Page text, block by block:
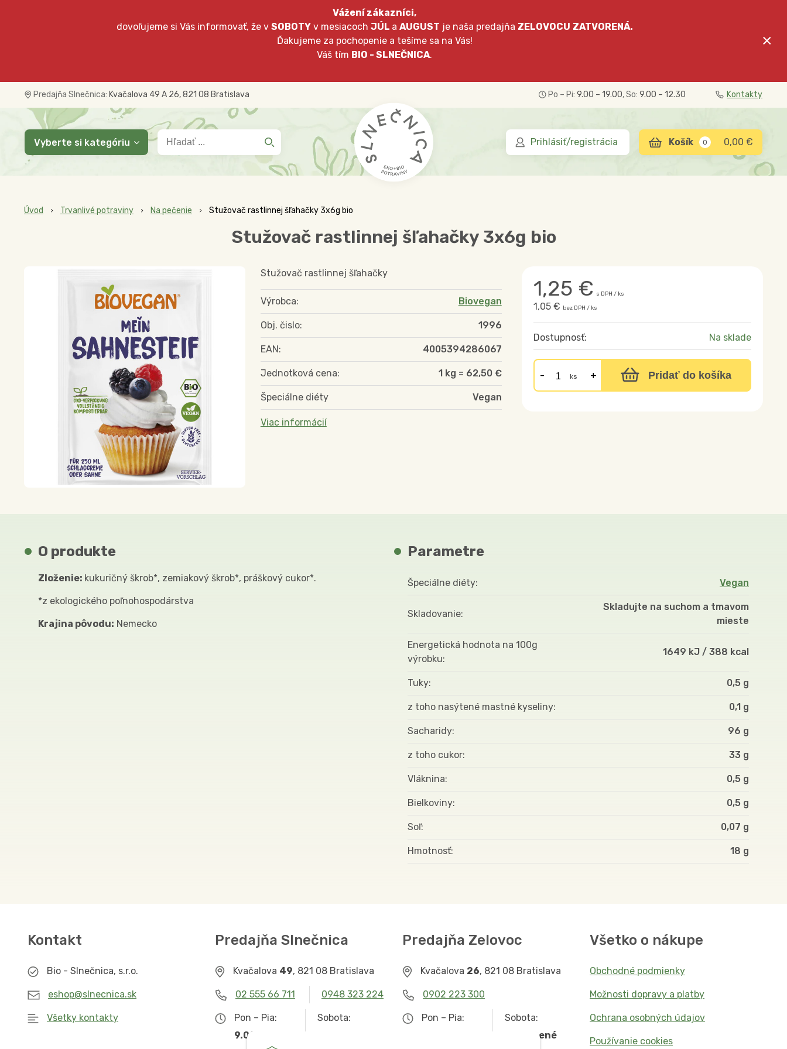
Vážení zákazníci,
dovoľujeme si Vás informovať, že v SOBOTYv mesiacoch JÚL a AUGUST je naša predajňa ZELOVOCU ZATVORENÁ.
Ďakujeme za pochopenie a tešíme sa na Vás!
Váš tím BIO - SLNEČNICA.
×
Predajňa Slnečnica: Kvačalova 49 A 26, 821 08 Bratislava Po – Pi: 9.00 – 19.00, So: 9.00 – 12.30 Kontakty
Prihlásiť/registrácia 0,00 €
0
Úvod Trvanlivé potraviny Na pečenie Stužovač rastlinnej šľahačky 3x6g bio
Stužovač rastlinnej šľahačky 3x6g bio
1,25 € s DPH / ks
1,05 € bez DPH / ks
Dostupnosť: Na sklade
ks Pridať do košíka
Stužovač rastlinnej šľahačky
Výrobca: Biovegan
Obj. čislo: 1996
EAN: 4005394286067
Jednotková cena: 1 kg = 62,50 €
Špeciálne diéty Vegan
Viac informácií
O produkte
Zloženie: kukuričný škrob*, zemiakový škrob*, práškový cukor*.
*z ekologického poľnohospodárstva
Krajina pôvodu: Nemecko
Parametre
Špeciálne diéty Vegan
Skladovanie
Skladujte na suchom a tmavom
mieste
Energetická hodnota na 100g
výrobku
1649 kJ / 388 kcal
Tuky 0,5 g
z toho nasýtené mastné kyseliny 0,1 g
Sacharidy 96 g
z toho cukor 33 g
Vláknina 0,5 g
Bielkoviny 0,5 g
Soľ 0,07 g
Hmotnosť 18
Vyberte si kategóriu
Kontakt
Bio - Slnečnica, s.r.o.
eshop@slnecnica.sk
Všetky kontakty
Predajňa Slnečnica
Kvačalova 49, 821 08 Bratislava
02 555 66 711 0948 323 224
Pon – Pia:
9.00 – 19.00
Sobota:
Predajňa Zelovoc
Kvačalova 26, 821 08 Bratislava
0902 223 300
Pon – Pia:
Sobota:
Zatvorené
Všetko o nákupe
Obchodné podmienky
Možnosti dopravy a platby
Ochrana osobných údajov
Používanie cookies